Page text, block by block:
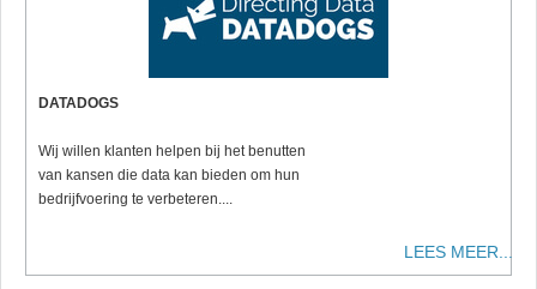
DATADOGS
Wij willen klanten helpen bij het benutten
van kansen die data kan bieden om hun
bedrijfvoering te verbeteren....
LEES MEER...